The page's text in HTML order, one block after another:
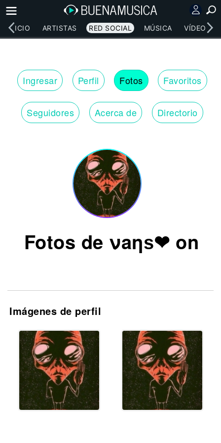
INICIO ARTISTAS RED SOCIAL MÚSICA VÍDEOS
Ingresar Perfil Fotos Favoritos
Seguidores Acerca de Directorio
Fotos de νaηѕ❤ on
Imágenes de perfil